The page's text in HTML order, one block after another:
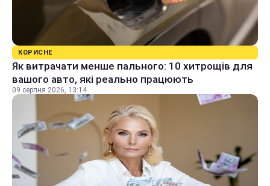
КОРИСНЕ
Як витрачати менше пального: 10 хитрощів для
вашого авто, які реально працюють
09 серпня 2026, 13:14